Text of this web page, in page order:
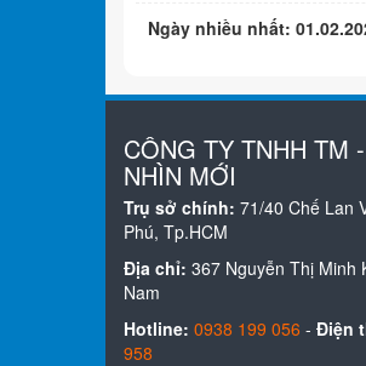
Ngày nhiều nhất:
CÔNG TY TNHH TM
NHÌN MỚI
Trụ sở chính: 71/40 Chế Lan
Phú, Tp.HCM
Địa chỉ: 367 Nguyễn Thị Minh
Nam
Hotline: 0938 199 056 - Điện
958